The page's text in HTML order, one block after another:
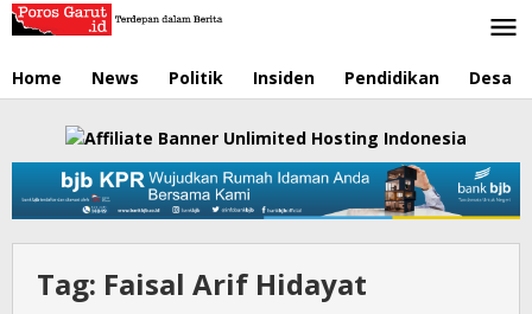
Lewati
ke
Home News Politik Insiden Pendidikan Desa
Tag: Faisal Arif Hidayat